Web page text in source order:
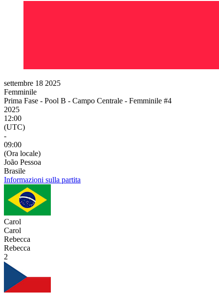
settembre 18 2025
Femminile
Prima Fase - Pool B - Campo Centrale - Femminile #4
2025
12:00
(UTC)
-
09:00
(Ora locale)
João Pessoa
Brasile
Informazioni sulla partita
Carol
Carol
Rebecca
Rebecca
2